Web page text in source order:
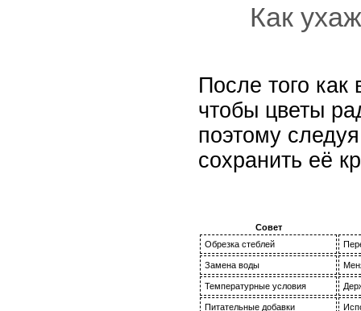
Как
После того
чтобы цветы
поэтому
сохранить её
Совет
Обрезка стеблей
Замена воды
Температурные условия
Питательные добавки